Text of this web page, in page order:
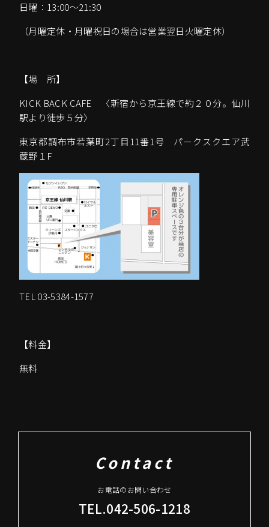
日曜：13:00～21:30
（月曜定休・月曜祝日の場合は営業翌日火曜定休）
【場 所】
KICK BACK CAFE 〈新宿から京王線で約２０分。仙川
駅より徒歩５分〉
東京都調布市若葉町2丁目11番1号 パークスクエア武
蔵野１F
TEL 03-5384-1577
【料金】
無料
Contact
お電話のお問い合わせ
TEL.042-506-1218